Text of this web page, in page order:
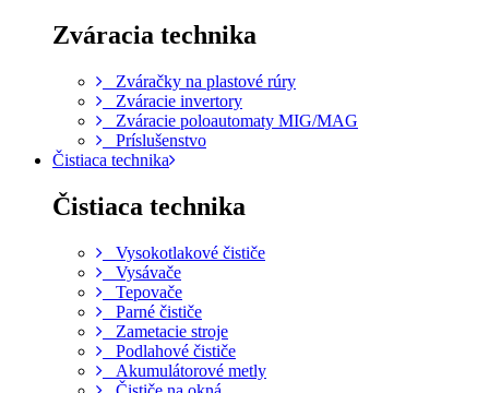
Zváracia technika
Zváračky na plastové rúry
Zváracie invertory
Zváracie poloautomaty MIG/MAG
Príslušenstvo
Čistiaca technika
Čistiaca technika
Vysokotlakové čističe
Vysávače
Tepovače
Parné čističe
Zametacie stroje
Podlahové čističe
Akumulátorové metly